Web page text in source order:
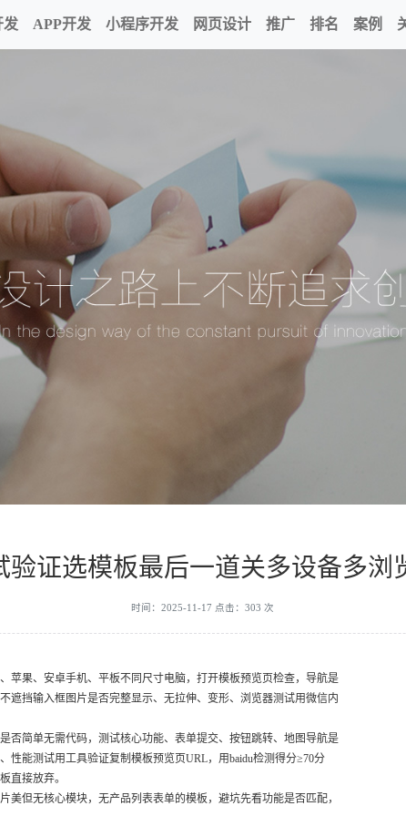
发 APP开发 小程序开发 网页设计 推广 排名 案例
验证选模板最后一道关多设备多浏
时间：2025-11-17 点击：303 次
苹果、安卓手机、平板不同尺寸电脑，打开模板预览页检查，导航是
遮挡输入框图片是否完整显示、无拉伸、变形、浏览器测试用微信内
否简单无需代码，测试核心功能、表单提交、按钮跳转、地图导航是
能测试用工具验证复制模板预览页URL，用baidu检测得分≥70分
直接放弃。
但无核心模块，无产品列表表单的模板，避坑先看功能是否匹配，